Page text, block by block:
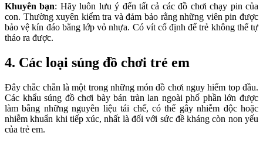
Khuyên bạn: Hãy luôn lưu ý đến tất cả các đồ chơi chạy pin của
con. Thường xuyên kiểm tra và đảm bảo rằng những viên pin được
bảo vệ kín đáo bằng lớp vỏ nhựa. Có vít cố định để trẻ không thể tự
tháo ra được.
4. Các loại súng đồ chơi trẻ em
Đây chắc chắn là một trong những món đồ chơi nguy hiểm top đầu.
Các khẩu súng đồ chơi bày bán tràn lan ngoài phố phần lớn được
làm bằng những nguyên liệu tái chế, có thể gây nhiễm độc hoặc
nhiễm khuẩn khi tiếp xúc, nhất là đối với sức đề kháng còn non yếu
của trẻ em.